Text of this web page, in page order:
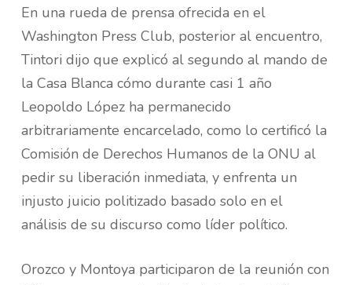
En una rueda de prensa ofrecida en el
Washington Press Club, posterior al encuentro,
Tintori dijo que explicó al segundo al mando de
la Casa Blanca cómo durante casi 1 año
Leopoldo López ha permanecido
arbitrariamente encarcelado, como lo certificó la
Comisión de Derechos Humanos de la ONU al
pedir su liberación inmediata, y enfrenta un
injusto juicio politizado basado solo en el
análisis de su discurso como líder político.
Orozco y Montoya participaron de la reunión con